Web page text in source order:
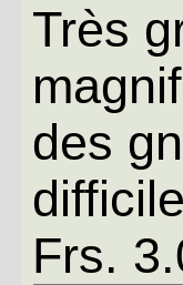
Très
des
Frs.